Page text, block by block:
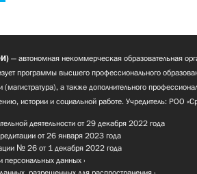
— автономная некоммерческая образовательная
программы высшего профессионального
(магистратура), а также дополнительного
истории и социальной работе. Учредитель: РОО
деятельности от 29 декабря 2022 года
от 26 января 2023 года
№ 26 от 1 декабря 2022 года
персональных данных